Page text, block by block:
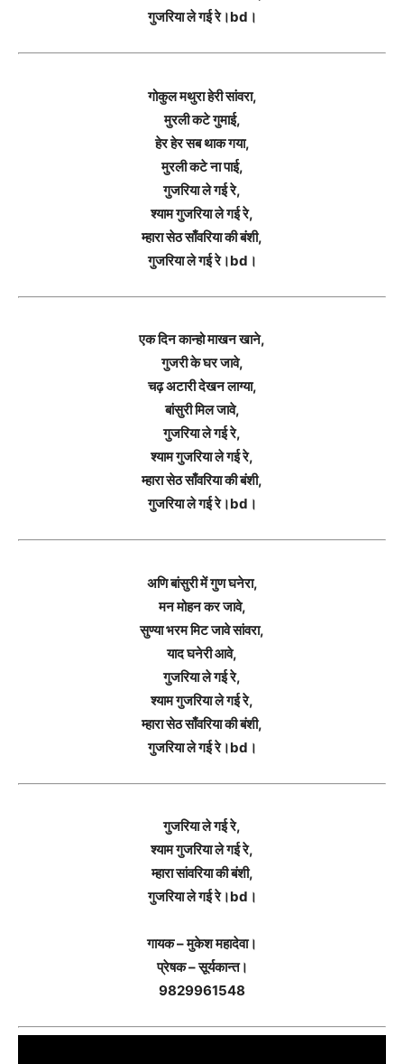
गुजरिया ले गई रे।bd।
गोकुल मथुरा हेरी सांवरा,
मुरली कटे गुमाई,
हेर हेर सब थाक गया,
मुरली कटे ना पाई,
गुजरिया ले गई रे,
श्याम गुजरिया ले गई रे,
म्हारा सेठ साँवरिया की बंशी,
गुजरिया ले गई रे।bd।
एक दिन कान्हो माखन खाने,
गुजरी के घर जावे,
चढ़ अटारी देखन लाग्या,
बांसुरी मिल जावे,
गुजरिया ले गई रे,
श्याम गुजरिया ले गई रे,
म्हारा सेठ साँवरिया की बंशी,
गुजरिया ले गई रे।bd।
अणि बांसुरी में गुण घनेरा,
मन मोहन कर जावे,
सुण्या भरम मिट जावे सांवरा,
याद घनेरी आवे,
गुजरिया ले गई रे,
श्याम गुजरिया ले गई रे,
म्हारा सेठ साँवरिया की बंशी,
गुजरिया ले गई रे।bd।
गुजरिया ले गई रे,
श्याम गुजरिया ले गई रे,
म्हारा सांवरिया की बंशी,
गुजरिया ले गई रे।bd।
गायक – मुकेश महादेवा।
प्रेषक – सूर्यकान्त।
9829961548